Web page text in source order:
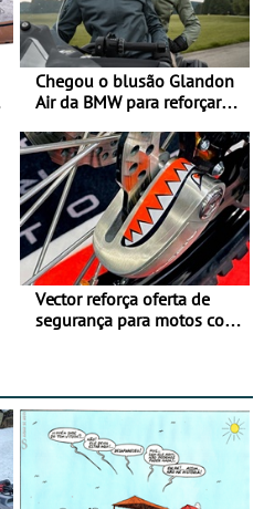
Chegou o blusão Glandon
Air da BMW para reforçar
verão
Vector reforça oferta de
segurança para motos com